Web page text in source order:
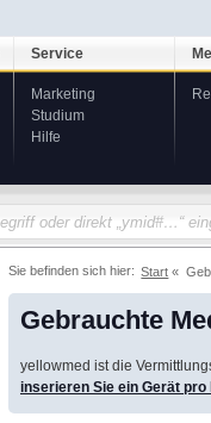
Service
Marketing
Studium
Hilfe
Sie befinden sich hier: Start
Gebrauchte
yellowmed ist die
inserieren Sie ein Gerät